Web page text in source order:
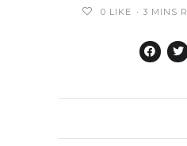
0 LIKE 3 MINS